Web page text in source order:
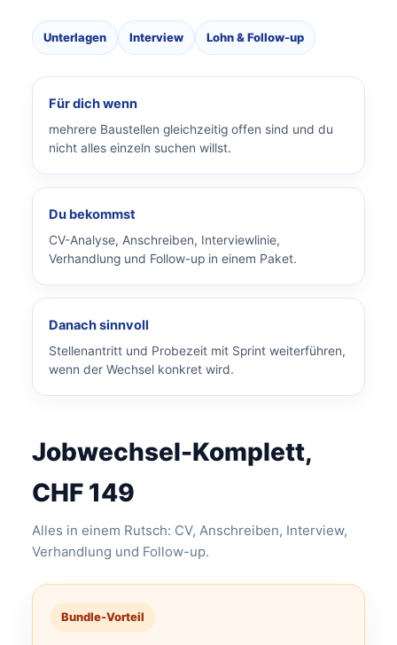
Unterlagen Interview Lohn & Follow-up
Für dich wenn
mehrere Baustellen gleichzeitig offen sind und du
nicht alles einzeln suchen willst.
Du bekommst
CV-Analyse, Anschreiben, Interviewlinie,
Verhandlung und Follow-up in einem Paket.
Danach sinnvoll
Stellenantritt und Probezeit mit Sprint weiterführen,
wenn der Wechsel konkret wird.
Jobwechsel-Komplett,
CHF 149
Alles in einem Rutsch: CV, Anschreiben, Interview,
Verhandlung und Follow-up.
Bundle-Vorteil